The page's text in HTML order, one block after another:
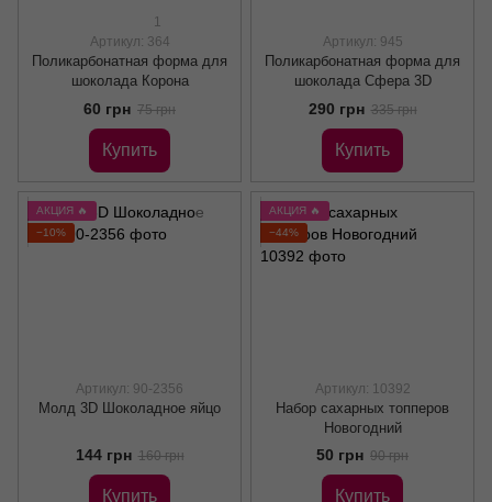
1
Артикул: 364
Поликарбонатная форма для
шоколада Корона
60 грн 75 грн
Купить
Артикул: 945
Поликарбонатная форма для
шоколада Сфера 3D
290 грн 335 грн
Купить
АКЦИЯ 🔥
−10%
Артикул: 90-2356
Молд 3D Шоколадное яйцо
144 грн 160 грн
Купить
АКЦИЯ 🔥
−44%
Артикул: 10392
Набор сахарных топперов
Новогодний
50 грн 90 грн
Купить